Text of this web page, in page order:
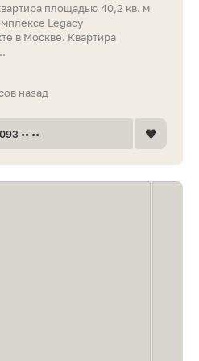
площадью 40,2 кв. м
Legacy
в Москве. Квартира
назад
•• ••